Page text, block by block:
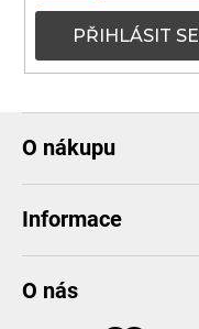
PŘIHLÁSIT SE
O nákupu
Informace
O nás